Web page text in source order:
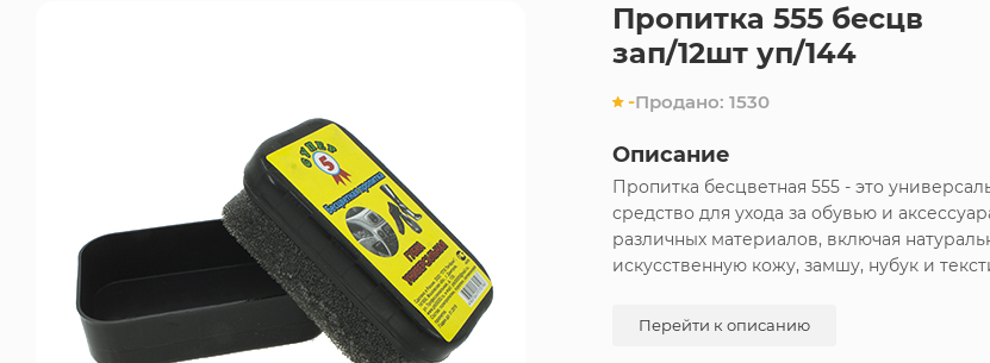
Пропитка 555 бесцв
зап/12шт уп/144
-Продано: 1530
Описание
Пропитка бесцветная 555 - это
средство для ухода за обувью и
различных материалов, включая
искусственную кожу, замшу, нубук и
защиту от влаги, пыли и грязи, сохраняя
Перейти к описанию